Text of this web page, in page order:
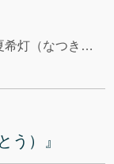
なつきとう）』
う）』